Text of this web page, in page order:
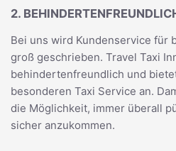
2.
Bei uns wird Kundenservice für
groß geschrieben. Travel Taxi
behindertenfreundlich und
besonderen Taxi Service an.
die Möglichkeit, immer überall
sicher anzukommen.